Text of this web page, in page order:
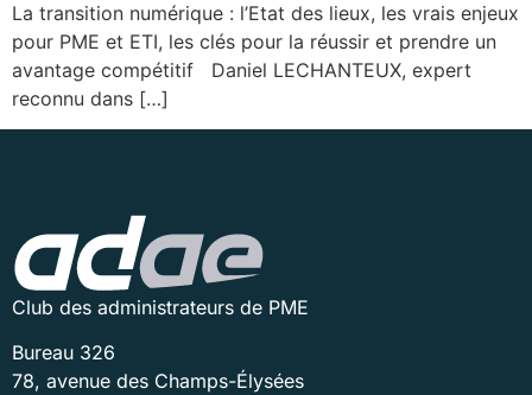
La transition numérique : l’Etat des lieux, les vrais enjeux
pour PME et ETI, les clés pour la réussir et prendre un
avantage compétitif Daniel LECHANTEUX, expert
reconnu dans […]
Club des administrateurs de PME
Bureau 326
78, avenue des Champs-Élysées